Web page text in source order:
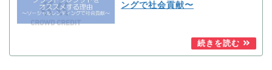
ングで社会貢献〜